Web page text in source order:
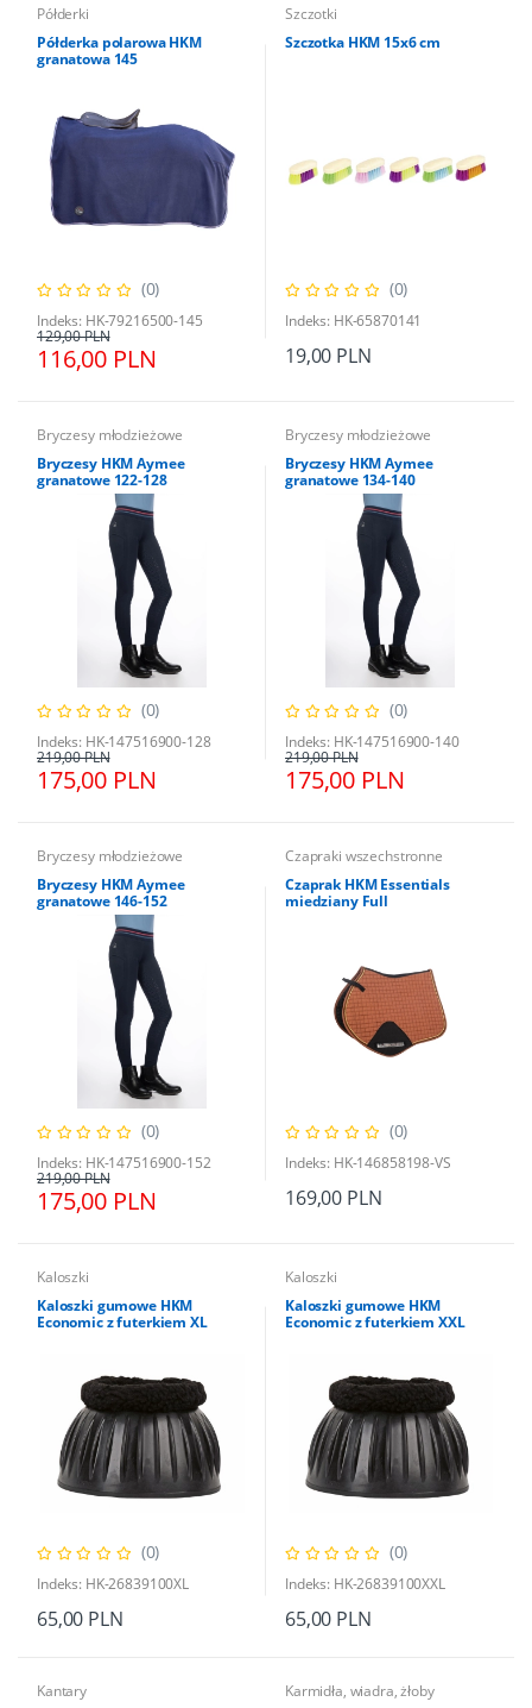
Półderki
Półderka polarowa HKM
granatowa 145
(0)
Indeks: HK-79216500-145
116,00 PLN
129,00 PLN
Szczotki
Szczotka HKM 15x6 cm
(0)
Indeks: HK-65870141
19,00 PLN
Bryczesy młodzieżowe
Bryczesy HKM Aymee
granatowe 122-128
(0)
Indeks: HK-147516900-128
175,00 PLN
219,00 PLN
Bryczesy młodzieżowe
Bryczesy HKM Aymee
granatowe 134-140
(0)
Indeks: HK-147516900-140
175,00 PLN
219,00 PLN
Bryczesy młodzieżowe
Bryczesy HKM Aymee
granatowe 146-152
(0)
Indeks: HK-147516900-152
175,00 PLN
219,00 PLN
Czapraki wszechstronne
Czaprak HKM Essentials
miedziany Full
(0)
Indeks: HK-146858198-VS
169,00 PLN
Kaloszki
Kaloszki gumowe HKM
Economic z futerkiem XL
(0)
Indeks: HK-26839100XL
65,00 PLN
Kaloszki
Kaloszki gumowe HKM
Economic z futerkiem XXL
(0)
Indeks: HK-26839100XXL
65,00 PLN
Kantary
Karmidła, wiadra, żłoby